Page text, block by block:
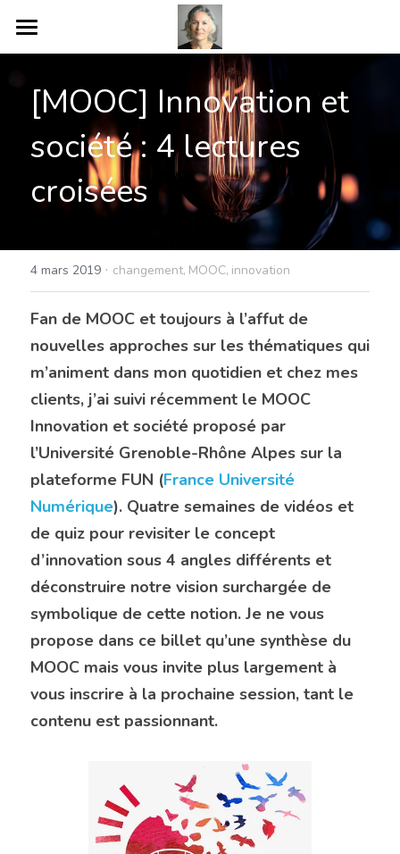
COMPÉTENCES
BLOG
A PROPOS
PARTENAIRES
BOOK
CONTACT
POWERED BY
[MOOC] Innovation et
société : 4 lectures
croisées
4 mars 2019 · changement, MOOC, innovation
Fan de MOOC et toujours à l’affut de
nouvelles approches sur les thématiques qui
m’animent dans mon quotidien et chez mes
clients, j’ai suivi récemment le MOOC
Innovation et société proposé par
l’Université Grenoble-Rhône Alpes sur la
plateforme FUN (France Université
Numérique). Quatre semaines de vidéos et
de quiz pour revisiter le concept
d’innovation sous 4 angles différents et
déconstruire notre vision surchargée de
symbolique de cette notion. Je ne vous
propose dans ce billet qu’une synthèse du
MOOC mais vous invite plus largement à
vous inscrire à la prochaine session, tant le
contenu est passionnant.